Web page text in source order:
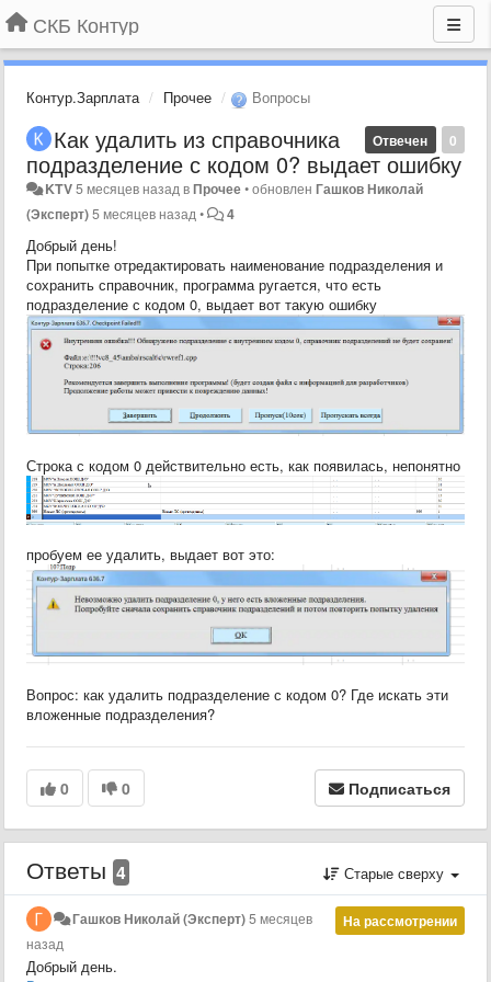
СКБ Контур
Контур.Зарплата Прочее Вопросы
0
Отвечен
Как удалить из справочника
подразделение с кодом 0? выдает ошибку
KTV5 месяцев назад вПрочее•обновленГашков Николай
(Эксперт)5 месяцев назад • 4
Добрый день!
При попытке отредактировать наименование подразделения и
сохранить справочник, программа ругается, что есть
подразделение с кодом 0, выдает вот такую ошибку
Строка с кодом 0 действительно есть, как появилась, непонятно
пробуем ее удалить, выдает вот это:
Вопрос: как удалить подразделение с кодом 0? Где искать эти
вложенные подразделения?
0 0 Подписаться
Ответы 4 Старые сверху
На рассмотрении
Гашков Николай (Эксперт)5 месяцев
назад
Добрый день.